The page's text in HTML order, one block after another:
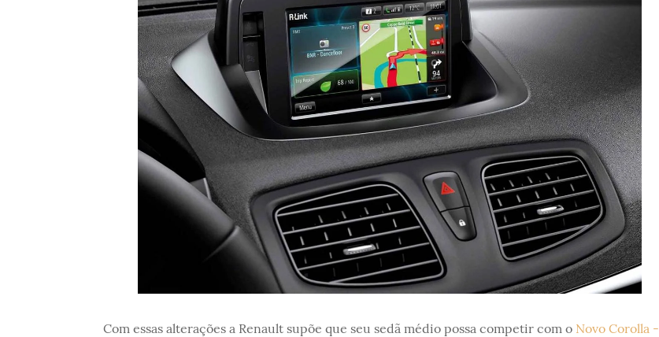
Com essas alterações a Renault supõe que seu sedã médio possa competir com o Novo Corolla -